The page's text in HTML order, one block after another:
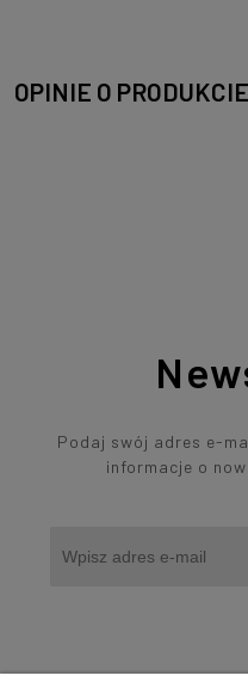
OPINIE O
Podaj swój adres e-
informacje o